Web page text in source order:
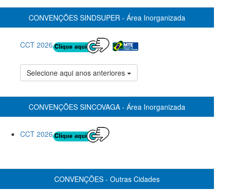
CONVENÇÕES SINDSUPER - Área Inorganizada
CCT 2026
Selecione aqui anos anteriores
CONVENÇÕES SINCOVAGA - Área Inorganizada
CCT 2026
CONVENÇÕES - Outras Cidades